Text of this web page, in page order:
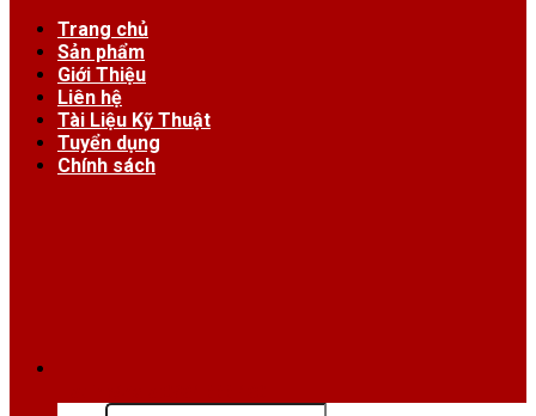
Trang chủ
Sản phẩm
Giới Thiệu
Liên hệ
Tài Liệu Kỹ Thuật
Tuyển dụng
Chính sách